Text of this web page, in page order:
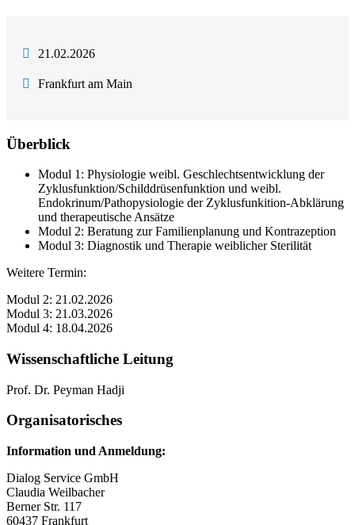
21.02.2026
Frankfurt am Main
Überblick
Modul 1: Physiologie weibl. Geschlechtsentwicklung der
Zyklusfunktion/Schilddrüsenfunktion und weibl.
Endokrinum/Pathopysiologie der Zyklusfunkition-Abklärung
und therapeutische Ansätze
Modul 2: Beratung zur Familienplanung und Kontrazeption
Modul 3: Diagnostik und Therapie weiblicher Sterilität
Weitere Termin:
Modul 2: 21.02.2026
Modul 3: 21.03.2026
Modul 4: 18.04.2026
Wissenschaftliche Leitung
Prof. Dr. Peyman Hadji
Organisatorisches
Information und Anmeldung:
Dialog Service GmbH
Claudia Weilbacher
Berner Str. 117
60437 Frankfurt